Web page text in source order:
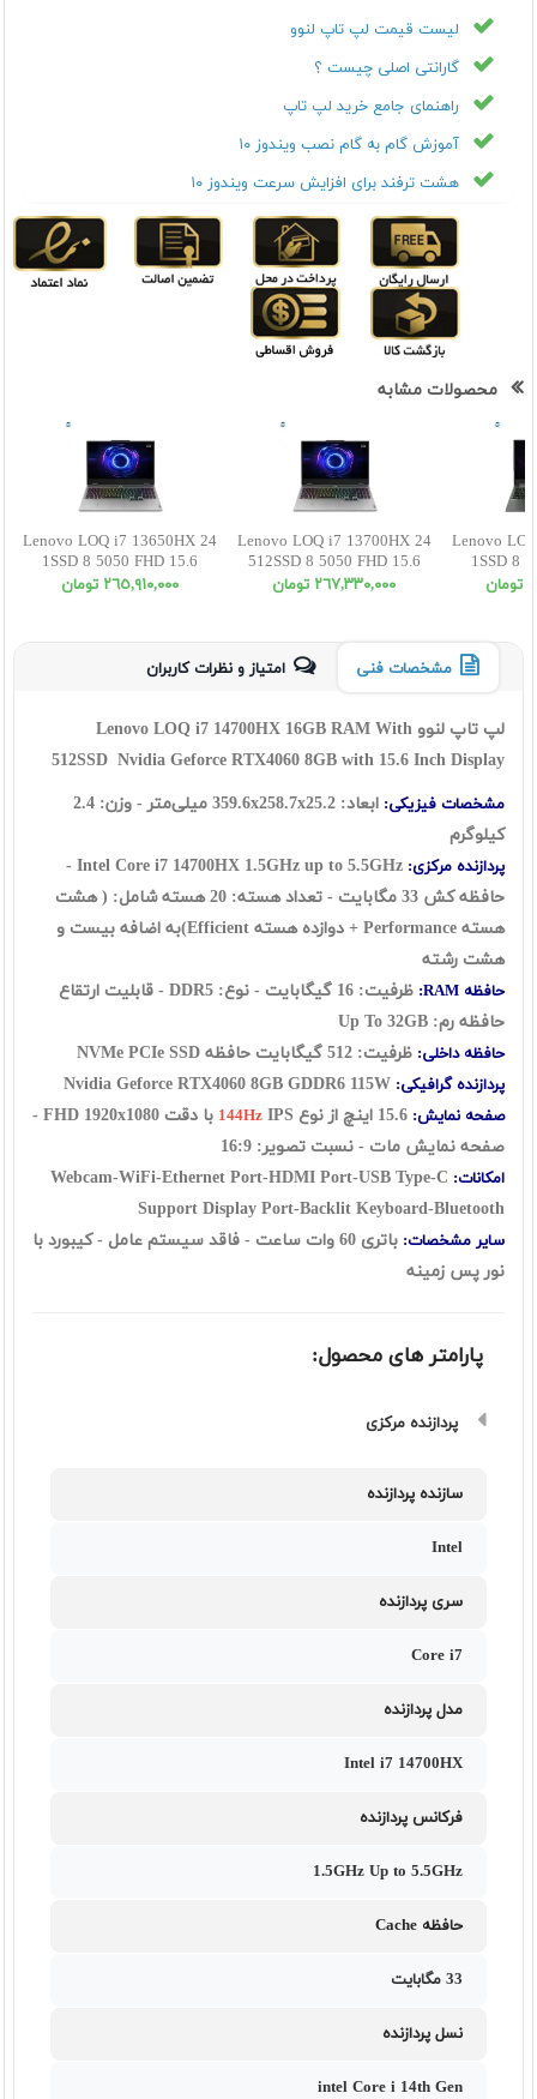
لیست قیمت لپ تاپ لنوو
گارانتی اصلی چیست ؟
راهنمای جامع خرید لپ تاپ
آموزش گام به گام نصب ویندوز ۱۰
هشت ترفند برای افزایش سرعت ویندوز ۱۰
محصولات مشابه
Lenovo LOQ i7 13650HX 24
1SSD 8 5050 FHD 15.6
٢٦٥,٩١٠,٠٠٠ تومان
Lenovo LOQ i7 13700HX 24
512SSD 8 5050 FHD 15.6
٢٦٧,٣٣٠,٠٠٠ تومان
Lenovo
1SSD 8
مشخصات فنی امتیاز و نظرات کاربران
لپ تاپ لنوو Lenovo LOQ i7 14700HX 16GB RAM With
512SSD Nvidia Geforce RTX4060 8GB with 15.6 Inch Display
مشخصات فیزیکی:
ابعاد: 359.6x258.7x25.2 میلی‌متر - وزن: 2.4
کیلوگرم
پردازنده مرکزی:
Intel Core i7 14700HX 1.5GHz up to 5.5GHz -
حافظه کش 33 مگابایت - تعداد هسته: 20 هسته شامل: ( هشت
هسته Performance + دوازده هسته Efficient)به اضافه بیست و
هشت رشته
حافظه RAM: ظرفیت: 16 گيگابايت - نوع: DDR5 -
قابلیت ارتقاع
حافظه رم: Up To 32GB
حافظه داخلی: ظرفیت: 512 گیگابایت حافظه NVMe PCIe SSD
پردازنده گرافیکی:
صفحه نمایش: 144Hz
IPS با دقت FHD 1920x1080 -
صفحه نمایش مات - نسبت تصویر: 16:9
امکانات: Webcam-WiFi-Ethernet Port-HDMI Port-USB Type-C
Support Display Port-Backlit Keyboard-Bluetooth
سایر مشخصات:
باتری 60 وات ساعت - فاقد سیستم عامل - کیبورد با
نور پس زمینه
پارامتر های محصول:
پردازنده مرکزی
سازنده پردازنده
Intel
سری پردازنده
Core i7
مدل پردازنده
Intel i7 14700HX
فرکانس پردازنده
1.5GHz Up to 5.5GHz
حافظه Cache
33 مگابایت
نسل پردازنده
intel Core i 14th Gen